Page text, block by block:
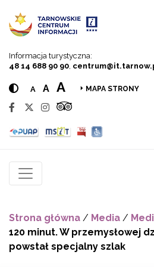
Informacja turystyczna:
48 14 688 90 90
A A A MAPA STRONY
Strona główna / Media /
120 minut. W przemysłowej
powstał specjalny szlak